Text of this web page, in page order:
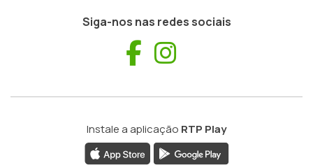
Siga-nos nas redes sociais
Facebook
Instale a aplicação RTP Play